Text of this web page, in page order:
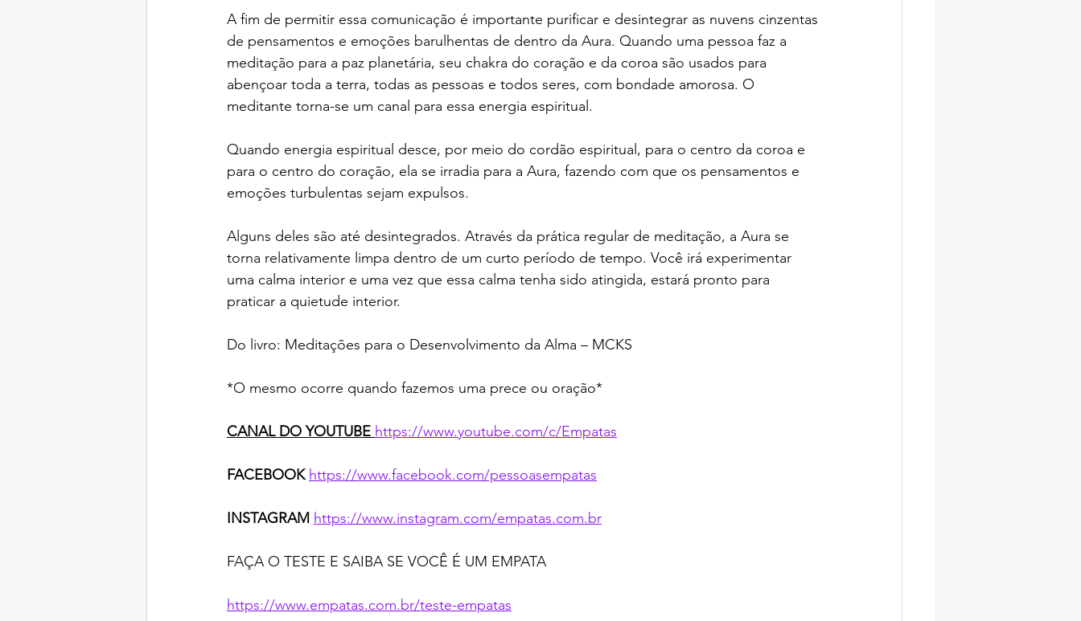
A fim de permitir essa comunicação é importante purificar e desintegrar as nuvens cinzentas
de pensamentos e emoções barulhentas de dentro da Aura. Quando uma pessoa faz a
meditação para a paz planetária, seu chakra do coração e da coroa são usados para
abençoar toda a terra, todas as pessoas e todos seres, com bondade amorosa. O
meditante torna-se um canal para essa energia espiritual.
Quando energia espiritual desce, por meio do cordão espiritual, para o centro da coroa e
para o centro do coração, ela se irradia para a Aura, fazendo com que os pensamentos e
emoções turbulentas sejam expulsos.
Alguns deles são até desintegrados. Através da prática regular de meditação, a Aura se
torna relativamente limpa dentro de um curto período de tempo. Você irá experimentar
uma calma interior e uma vez que essa calma tenha sido atingida, estará pronto para
praticar a quietude interior.
Do livro: Meditações para o Desenvolvimento da Alma – MCKS
*O mesmo ocorre quando fazemos uma prece ou oração*
CANAL DO YOUTUBE https://www.youtube.com/c/Empatas
FACEBOOK https://www.facebook.com/pessoasempatas
INSTAGRAM https://www.instagram.com/empatas.com.br
FAÇA O TESTE E SAIBA SE VOCÊ É UM EMPATA
https://www.empatas.com.br/teste-empatas